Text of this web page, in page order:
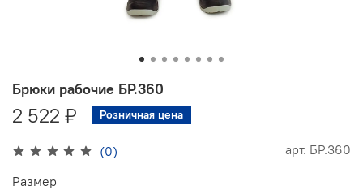
(0) арт. БР.360
Брюки рабочие БР.360
2 522 ₽ Розничная цена
Размер